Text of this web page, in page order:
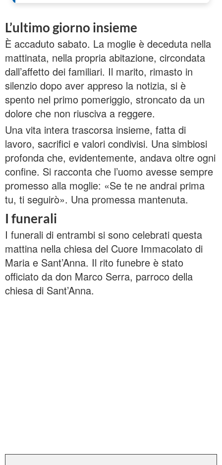
L’ultimo giorno insieme
È accaduto sabato. La moglie è deceduta nella
mattinata, nella propria abitazione, circondata
dall’affetto dei familiari. Il marito, rimasto in
silenzio dopo aver appreso la notizia, si è
spento nel primo pomeriggio, stroncato da un
dolore che non riusciva a reggere.
Una vita intera trascorsa insieme, fatta di
lavoro, sacrifici e valori condivisi. Una simbiosi
profonda che, evidentemente, andava oltre ogni
confine. Si racconta che l’uomo avesse sempre
promesso alla moglie: «Se te ne andrai prima
tu, ti seguirò». Una promessa mantenuta.
I funerali
I funerali di entrambi si sono celebrati questa
mattina nella chiesa del Cuore Immacolato di
Maria e Sant’Anna. Il rito funebre è stato
officiato da don Marco Serra, parroco della
chiesa di Sant’Anna.